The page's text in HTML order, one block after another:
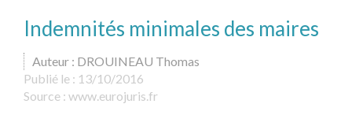
Indemnités minimales des maires
Auteur : DROUINEAU Thomas
Publié le : 13/10/2016
Source : www.eurojuris.fr